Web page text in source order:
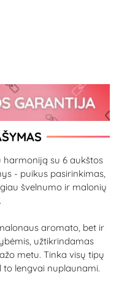
su 6 aukštos
- puikus pasirinkimas,
švelnumo ir malonių
aromato, bet ir
užtikrindamas
metu. Tinka visų tipų
to lengvai nuplaunami.